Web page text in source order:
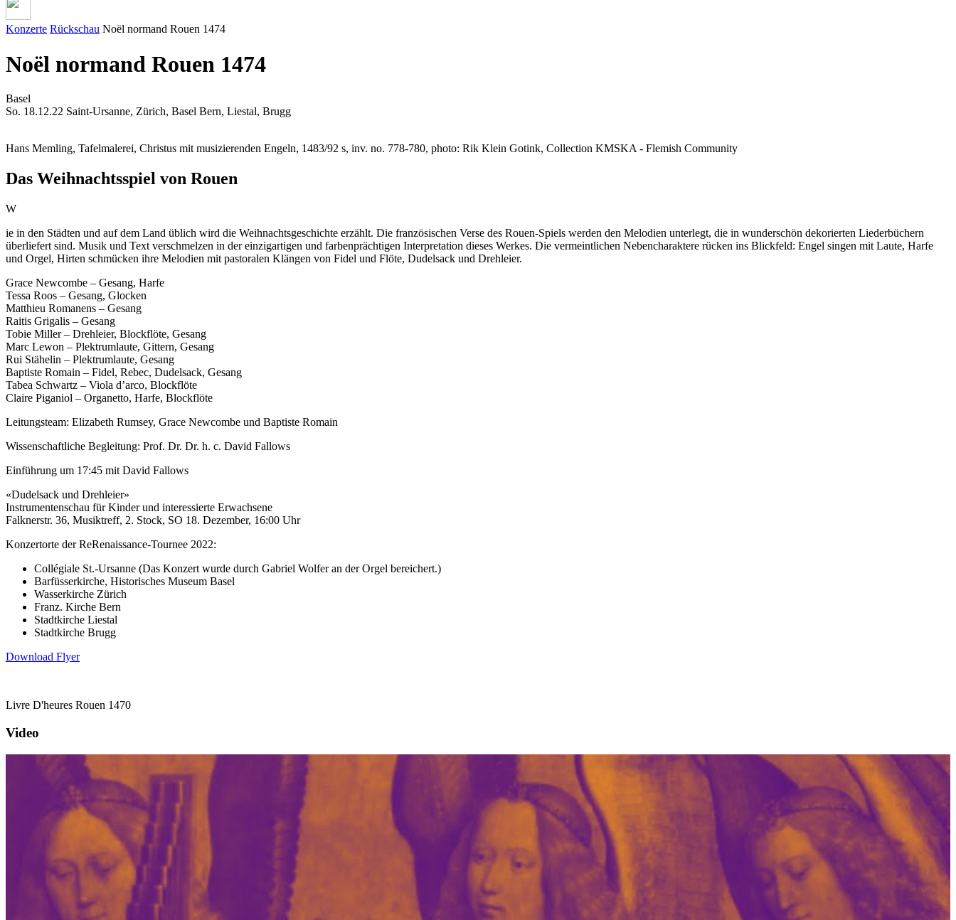
Konzerte Rückschau Noël normand Rouen 1474
Noël normand Rouen 1474
Basel
So. 18.12.22 Saint-Ursanne, Zürich, Basel Bern, Liestal, Brugg
Hans Memling, Tafelmalerei, Christus mit musizierenden Engeln, 1483/92 s, inv. no. 778-780, photo: Rik Klein Gotink, Collection KMSKA - Flemish Community
Das Weihnachtsspiel von Rouen
W
ie in den Städten und auf dem Land üblich wird die Weihnachtsgeschichte erzählt. Die französischen Verse des Rouen-Spiels werden den Melodien unterlegt, die in wunderschön dekorierten Liederbüchern
überliefert sind. Musik und Text verschmelzen in der einzigartigen und farbenprächtigen Interpretation dieses Werkes. Die vermeintlichen Nebencharaktere rücken ins Blickfeld: Engel singen mit Laute, Harfe
und Orgel, Hirten schmücken ihre Melodien mit pastoralen Klängen von Fidel und Flöte, Dudelsack und Drehleier.
Grace Newcombe – Gesang, Harfe
Tessa Roos – Gesang, Glocken
Matthieu Romanens – Gesang
Raitis Grigalis – Gesang
Tobie Miller – Drehleier, Blockflöte, Gesang
Marc Lewon – Plektrumlaute, Gittern, Gesang
Rui Stähelin – Plektrumlaute, Gesang
Baptiste Romain – Fidel, Rebec, Dudelsack, Gesang
Tabea Schwartz – Viola d’arco, Blockflöte
Claire Piganiol – Organetto, Harfe, Blockflöte
Leitungsteam: Elizabeth Rumsey, Grace Newcombe und Baptiste Romain
Wissenschaftliche Begleitung: Prof. Dr. Dr. h. c. David Fallows
Einführung um 17:45 mit David Fallows
«Dudelsack und Drehleier»
Instrumentenschau für Kinder und interessierte Erwachsene
Falknerstr. 36, Musiktreff, 2. Stock, SO 18. Dezember, 16:00 Uhr
Konzertorte der ReRenaissance-Tournee 2022:
Collégiale St.-Ursanne (Das Konzert wurde durch Gabriel Wolfer an der Orgel bereichert.)
Barfüsserkirche, Historisches Museum Basel
Wasserkirche Zürich
Franz. Kirche Bern
Stadtkirche Liestal
Stadtkirche Brugg
Download Flyer
Livre D'heures Rouen 1470
Video